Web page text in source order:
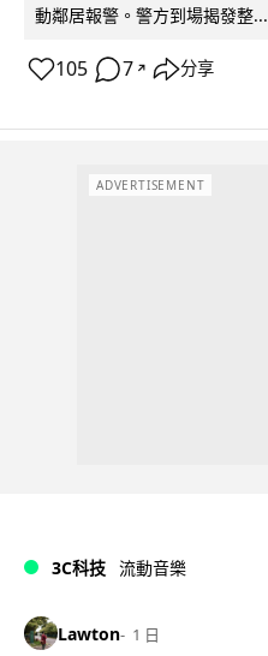
動鄰居報警。警方到場揭發整...
105 7 ↗ 分享
ADVERTISEMENT
3C科技 流動音樂
Lawton 1 日